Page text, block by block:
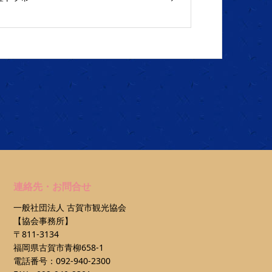
連絡先・お問合せ
一般社団法人 古賀市観光協会
【協会事務所】
〒811-3134
福岡県古賀市青柳658-1
電話番号：092-940-2300